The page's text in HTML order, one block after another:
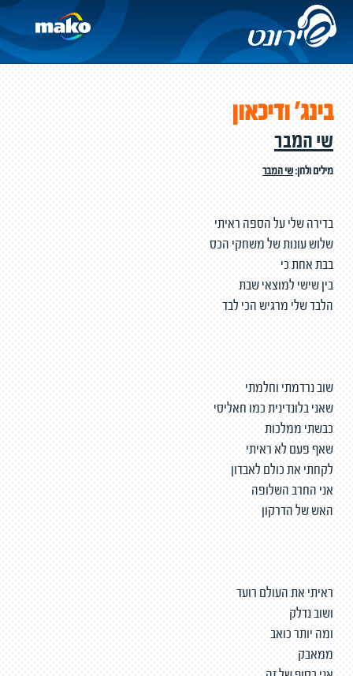
בינג׳ ודיכאון
שי המבר
מילים ולחן:שי המבר
בדירה שלי על הספה ראיתי
שלוש עונות של משחקי הכס
בבת אחת כי
בין שישי למוצאי שבת
הלבד שלי מרגיש הכי לבד
שוב נרדמתי וחלמתי
שאני בלונדינית כמו חאליסי
כבשתי ממלכות
שאף פעם לא ראיתי
לקחתי את כולם לאבדון
אני החרב השלופה
האש של הדרקון
ראיתי את העולם רועד
ושוב נדלק
ומה יותר כואב
ממאבק